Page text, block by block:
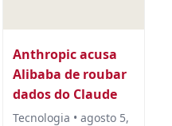
Anthropic acusa
Alibaba de roubar
dados do Claude
Tecnologia • agosto 5,